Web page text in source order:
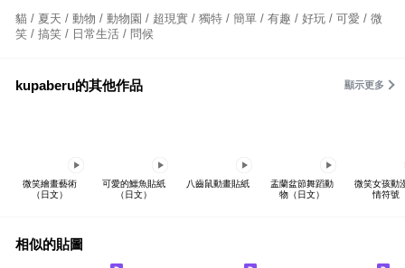
貓 / 夏天 / 動物 / 動物園 / 超現實 / 獨特 / 簡單 / 有趣 / 好玩 / 可愛 / 微
笑 / 搞笑 / 日常生活 / 問候
kupaberu的其他作品 顯示更多
微笑繪畫藝術
（日文）
可愛的鱷魚貼紙
（日文）
八齒鼠動畫貼紙
盂蘭盆節舞蹈動
物（日文）
微笑女孩動
情符號
相似的貼圖